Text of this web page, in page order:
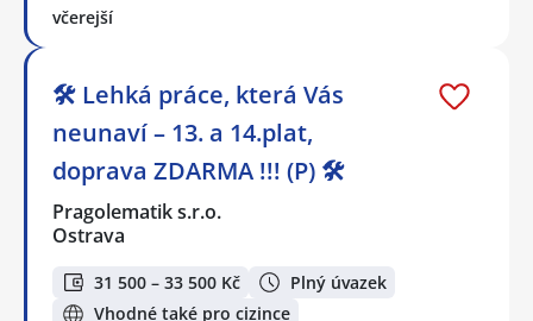
včerejší
🛠️ Lehká práce, která Vás
neunaví – 13. a 14.plat,
doprava ZDARMA !!! (P) 🛠️
Pragolematik s.r.o.
Ostrava
31 500 – 33 500 Kč
Plný úvazek
Vhodné také pro cizince